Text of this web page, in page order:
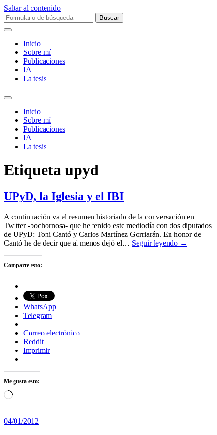
Saltar al contenido
Buscar:
Inicio
Sobre mí­
Publicaciones
IA
La tesis
Alternar
campo
búsqueda
Inicio
Sobre mí­
Publicaciones
IA
La tesis
Etiqueta upyd
UPyD, la Iglesia y el IBI
A continuación va el resumen historiado de la conversación en
Twitter -bochornosa- que he tenido este mediodía con dos diputados
de UPyD: Toni Cantó y Carlos Martínez Gorriarán. En honor de
Cantó he de decir que al menos dejó el… Seguir leyendo →
Comparte esto:
WhatsApp
Telegram
Correo electrónico
Reddit
Imprimir
Me gusta esto:
Cargando...
04/01/2012